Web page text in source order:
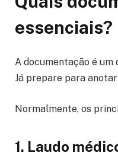
essenciais?
A documentação é
Já prepare para
Normalmente, os
1. Laudo